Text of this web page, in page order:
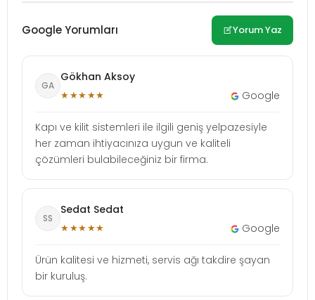
Google Yorumları Yorum Yaz
GA
Gökhan Aksoy
★★★★★ Google
Kapı ve kilit sistemleri ile ilgili geniş yelpazesiyle
her zaman ihtiyacınıza uygun ve kaliteli
çözümleri bulabileceğiniz bir firma.
SS
Sedat Sedat
★★★★★ Google
Ürün kalitesi ve hizmeti, servis ağı takdire şayan
bir kuruluş.